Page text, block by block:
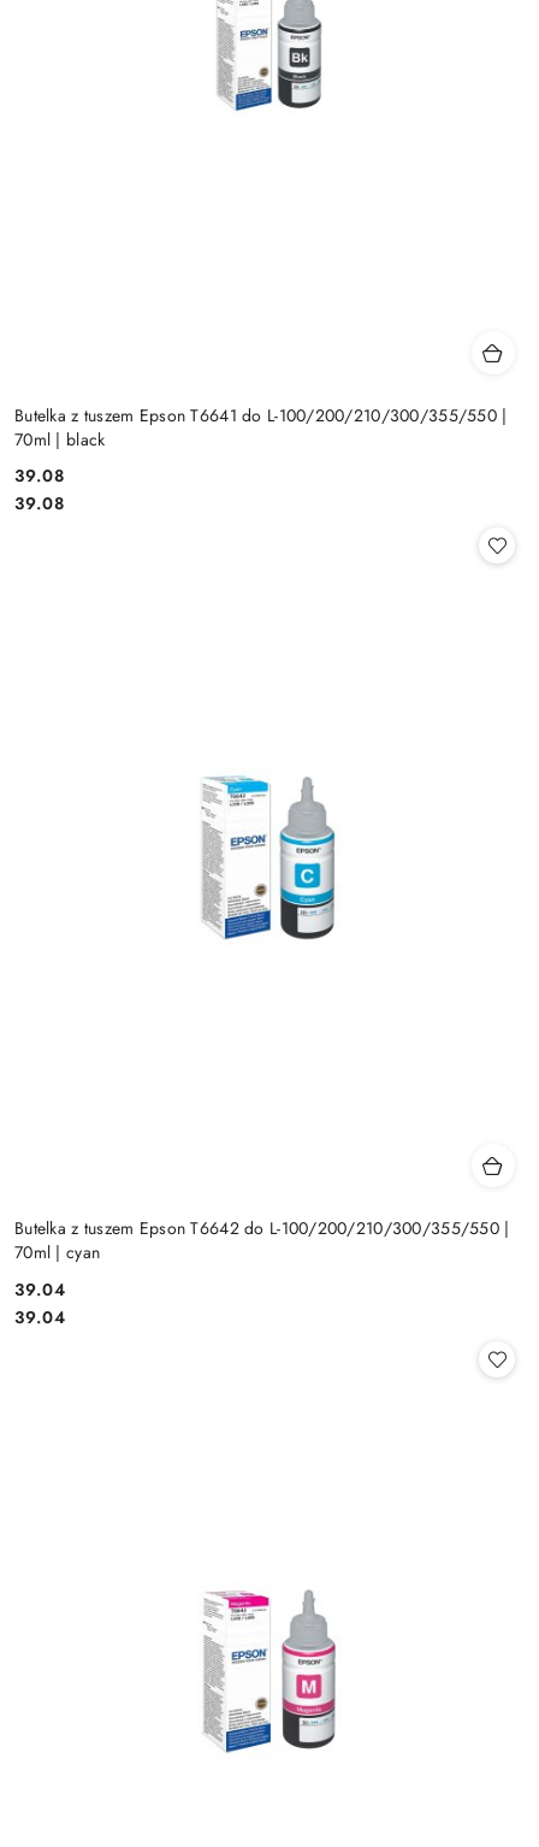
Butelka z tuszem Epson T6641 do L-100/200/210/300/355/550 |
70ml | black
Cena:
39.08
Cena:
39.08
Butelka z tuszem Epson T6642 do L-100/200/210/300/355/550 |
70ml | cyan
Cena:
39.04
Cena:
39.04